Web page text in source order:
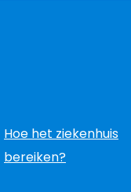
Hoe het ziekenhuis
bereiken?